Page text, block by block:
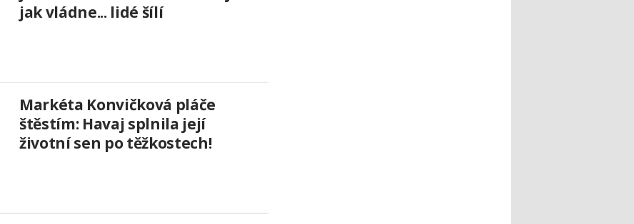
jak vládne... lidé šílí
Markéta Konvičková pláče
štěstím: Havaj splnila její
životní sen po těžkostech!